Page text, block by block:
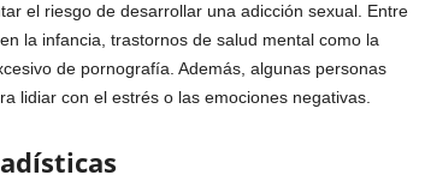
el riesgo de desarrollar una adicción sexual. Entre
la infancia, trastornos de salud mental como la
de pornografía. Además, algunas personas
lidiar con el estrés o las emociones negativas.